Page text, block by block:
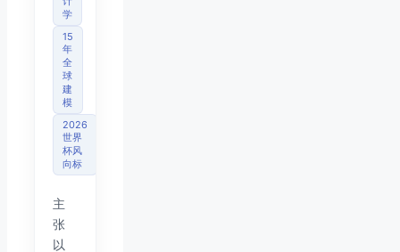
学
15
年
全
球
建
模
2026
世界
杯风
向标
主
张
以